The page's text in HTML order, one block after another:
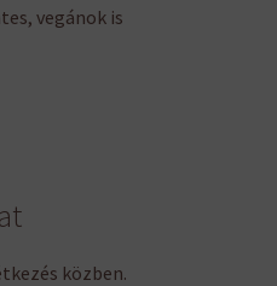
vegánok is
közben.